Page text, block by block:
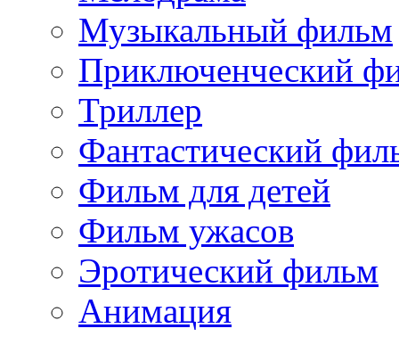
Музыкальный фильм
Приключенческий
Триллер
Фантастический
Фильм для детей
Фильм ужасов
Эротический фильм
Анимация